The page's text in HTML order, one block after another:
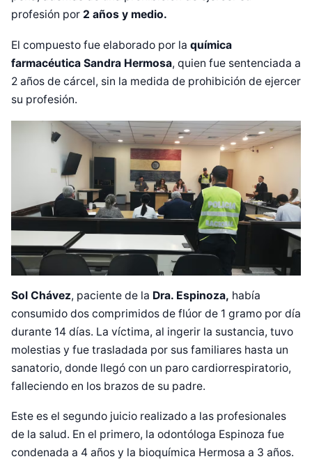
profesión por 2 años y medio.
El compuesto fue elaborado por la química
farmacéutica Sandra Hermosa, quien fue sentenciada a
2 años de cárcel, sin la medida de prohibición de ejercer
su profesión.
Sol Chávez, paciente de la Dra. Espinoza, había
consumido dos comprimidos de flúor de 1 gramo por día
durante 14 días. La víctima, al ingerir la sustancia, tuvo
molestias y fue trasladada por sus familiares hasta un
sanatorio, donde llegó con un paro cardiorrespiratorio,
falleciendo en los brazos de su padre.
Este es el segundo juicio realizado a las profesionales
de la salud. En el primero, la odontóloga Espinoza fue
condenada a 4 años y la bioquímica Hermosa a 3 años.
Diseñado por Shiro